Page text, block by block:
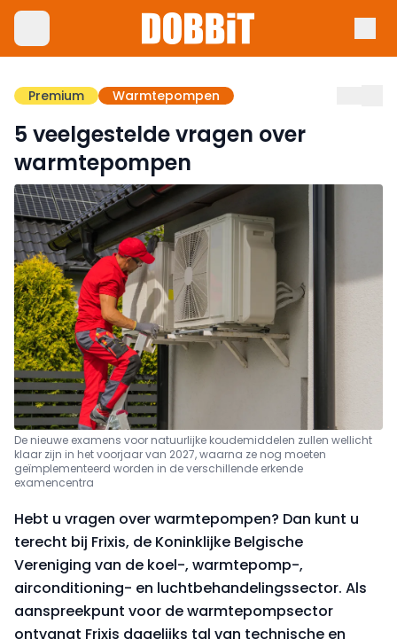
Premium Warmtepompen
5 veelgestelde vragen over
warmtepompen
De nieuwe examens voor natuurlijke koudemiddelen zullen wellicht
klaar zijn in het voorjaar van 2027, waarna ze nog moeten
geïmplementeerd worden in de verschillende erkende
examencentra
Hebt u vragen over warmtepompen? Dan kunt u
terecht bij Frixis, de Koninklijke Belgische
Vereniging van de koel-, warmtepomp-,
airconditioning- en luchtbehandelingssector. Als
aanspreekpunt voor de warmtepompsector
ontvangt Frixis dagelijks tal van technische en